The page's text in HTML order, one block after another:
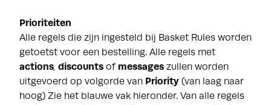
Prioriteiten
Alle regels die zijn ingesteld bij Basket Rules worden
getoetst voor een bestelling. Alle regels met
actions, discounts of messages zullen worden
uitgevoerd op volgorde van Priority (van laag naar
hoog) Zie het blauwe vak hieronder. Van alle regels